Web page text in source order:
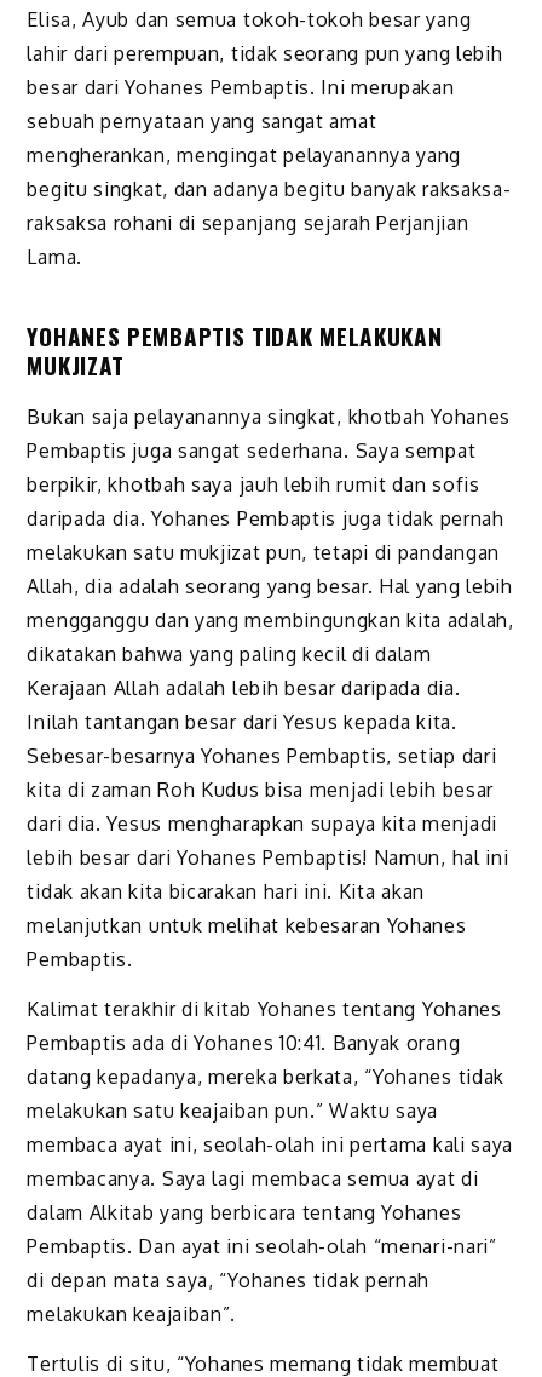
Elisa, Ayub dan semua tokoh-tokoh besar yang
lahir dari perempuan, tidak seorang pun yang lebih
besar dari Yohanes Pembaptis. Ini merupakan
sebuah pernyataan yang sangat amat
mengherankan, mengingat pelayanannya yang
begitu singkat, dan adanya begitu banyak raksaksa-
raksaksa rohani di sepanjang sejarah Perjanjian
Lama.
YOHANES PEMBAPTIS TIDAK MELAKUKAN
MUKJIZAT
Bukan saja pelayanannya singkat, khotbah Yohanes
Pembaptis juga sangat sederhana. Saya sempat
berpikir, khotbah saya jauh lebih rumit dan sofis
daripada dia. Yohanes Pembaptis juga tidak pernah
melakukan satu mukjizat pun, tetapi di pandangan
Allah, dia adalah seorang yang besar. Hal yang lebih
mengganggu dan yang membingungkan kita adalah,
dikatakan bahwa yang paling kecil di dalam
Kerajaan Allah adalah lebih besar daripada dia.
Inilah tantangan besar dari Yesus kepada kita.
Sebesar-besarnya Yohanes Pembaptis, setiap dari
kita di zaman Roh Kudus bisa menjadi lebih besar
dari dia. Yesus mengharapkan supaya kita menjadi
lebih besar dari Yohanes Pembaptis! Namun, hal ini
tidak akan kita bicarakan hari ini. Kita akan
melanjutkan untuk melihat kebesaran Yohanes
Pembaptis.
Kalimat terakhir di kitab Yohanes tentang Yohanes
Pembaptis ada di Yohanes 10:41. Banyak orang
datang kepadanya, mereka berkata, “Yohanes tidak
melakukan satu keajaiban pun.” Waktu saya
membaca ayat ini, seolah-olah ini pertama kali saya
membacanya. Saya lagi membaca semua ayat di
dalam Alkitab yang berbicara tentang Yohanes
Pembaptis. Dan ayat ini seolah-olah “menari-nari”
di depan mata saya, “Yohanes tidak pernah
melakukan keajaiban”.
Tertulis di situ, “Yohanes memang tidak membuat